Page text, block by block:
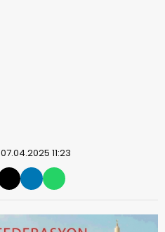
07.04.2025 11:23